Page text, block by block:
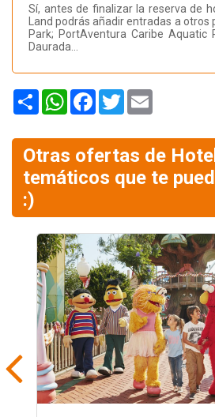
Sí, antes de finalizar la reserva de
Land podrás añadir entradas a
Park; PortAventura Caribe Aquatic
Daurada...
Share WhatsAppFacebook
Twitter
Otras ofertas de
temáticos que te
:)